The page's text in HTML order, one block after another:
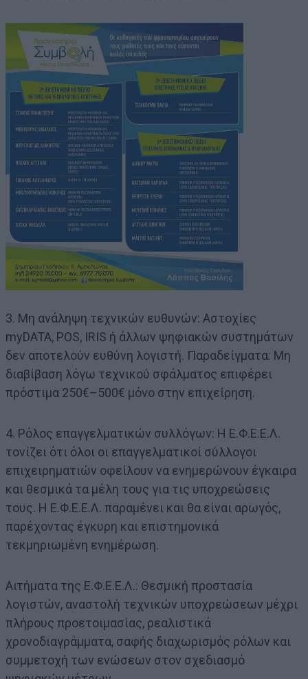
3. Μη ανάληψη τεχνικών ευθυνών: Αστοχίες
myDATA, POS, IRIS ή άλλων ψηφιακών συστημάτων
δεν αποτελούν ευθύνη λογιστή. Παραδείγματα: Μη
διαβίβαση λόγω τεχνικού σφάλματος επιφέρει
πρόστιμα 250€–500€ μόνο στην επιχείρηση.
4. Ρόλος επαγγελματικών συλλόγων: Η Ε.Φ.Ε.Ε.Λ.
τονίζει ότι όλοι οι επαγγελματικοί σύλλογοι
επιχειρηματιών οφείλουν να ενημερώνουν έγκαιρα
και θεσμικά τα μέλη τους για τις υποχρεώσεις
τους. Η Ε.Φ.Ε.Ε.Λ. παραμένει και θα είναι αρωγός,
παρέχοντας έγκυρη και επιστημονικά
τεκμηριωμένη ενημέρωση.
Αιτήματα της Ε.Φ.Ε.Ε.Λ.: Θεσμική προστασία
λογιστών, αναστολή τεχνικών υποχρεώσεων μέχρι
πλήρους προετοιμασίας, ρεαλιστικά
χρονοδιαγράμματα, σαφής διαχωρισμός ρόλων και
συμμετοχή των ενώσεων στον σχεδιασμό